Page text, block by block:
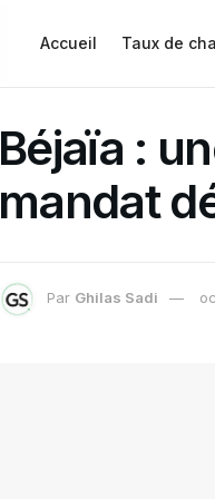
Accueil Taux de
Béjaïa :
mandat
Par Ghilas Sadi